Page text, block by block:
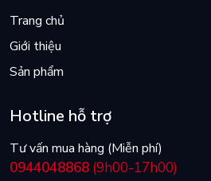
Trang chủ
Giới thiệu
Sản phẩm
Hotline hỗ trợ
Tư vấn mua hàng (Miễn phí)
0944048868 (9h00-17h00)